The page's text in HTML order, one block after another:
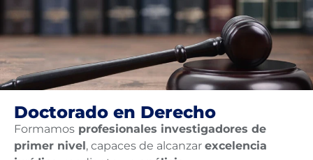
Doctorado en Derecho
Formamos profesionales investigadores de
primer nivel, capaces de alcanzar excelencia